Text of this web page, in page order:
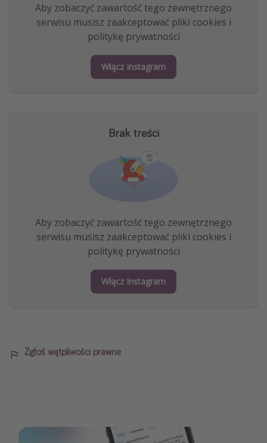
Aby zobaczyć zawartość tego zewnętrznego
serwisu musisz zaakceptować pliki cookies i
politykę prywatności
Włącz Instagram
Brak treści
Aby zobaczyć zawartość tego zewnętrznego
serwisu musisz zaakceptować pliki cookies i
politykę prywatności
Włącz Instagram
Zgłoś wątpliwości prawne